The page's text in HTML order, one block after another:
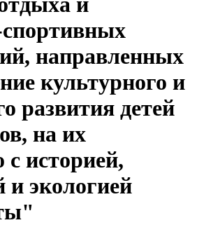
направленных
культурного и
развития детей
на их
с историей,
и экологией